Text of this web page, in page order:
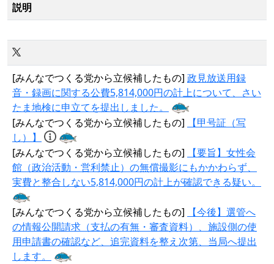
説明
[みんなでつくる党から立候補したもの] 政見放送用録
音・録画に関する公費5,814,000円の計上について、さい
たま地検に申立てを提出しました。
[みんなでつくる党から立候補したもの]
【甲号証（写
し）】
[みんなでつくる党から立候補したもの]
【要旨】女性会
館（政治活動・営利禁止）の無償撮影にもかかわらず、
実費と整合しない5,814,000円の計上が確認できる疑い。
[みんなでつくる党から立候補したもの]
【今後】選管へ
の情報公開請求（支払の有無・審査資料）、施設側の使
用申請書の確認など、追完資料を整え次第、当局へ提出
します。